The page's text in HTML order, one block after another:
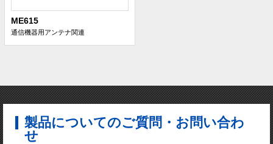
ME615
通信機器用アンテナ関連
製品についてのご質問・お問い合わ
せ